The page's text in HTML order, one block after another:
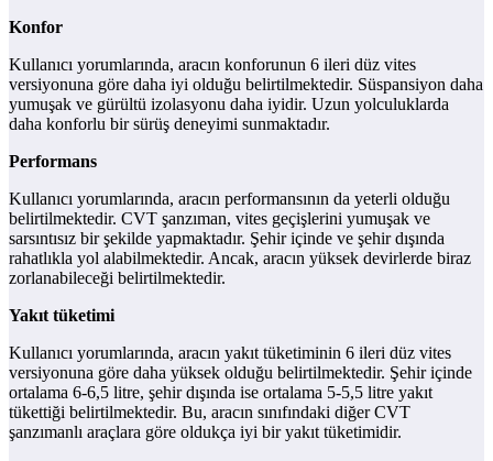
Konfor
Kullanıcı yorumlarında, aracın konforunun 6 ileri düz vites
versiyonuna göre daha iyi olduğu belirtilmektedir. Süspansiyon daha
yumuşak ve gürültü izolasyonu daha iyidir. Uzun yolculuklarda
daha konforlu bir sürüş deneyimi sunmaktadır.
Performans
Kullanıcı yorumlarında, aracın performansının da yeterli olduğu
belirtilmektedir. CVT şanzıman, vites geçişlerini yumuşak ve
sarsıntısız bir şekilde yapmaktadır. Şehir içinde ve şehir dışında
rahatlıkla yol alabilmektedir. Ancak, aracın yüksek devirlerde biraz
zorlanabileceği belirtilmektedir.
Yakıt tüketimi
Kullanıcı yorumlarında, aracın yakıt tüketiminin 6 ileri düz vites
versiyonuna göre daha yüksek olduğu belirtilmektedir. Şehir içinde
ortalama 6-6,5 litre, şehir dışında ise ortalama 5-5,5 litre yakıt
tükettiği belirtilmektedir. Bu, aracın sınıfındaki diğer CVT
şanzımanlı araçlara göre oldukça iyi bir yakıt tüketimidir.